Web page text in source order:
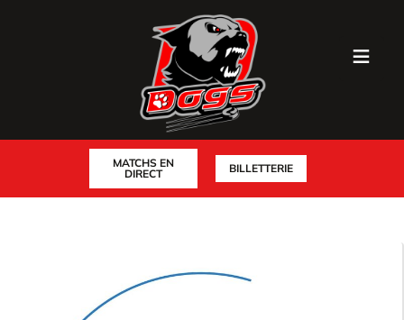
MATCHS EN
DIRECT
BILLETTERIE